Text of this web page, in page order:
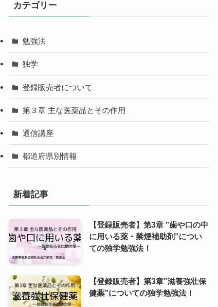
カテゴリー
勉強法
独学
登録販売者について
第３章 主な医薬品とその作用
通信講座
都道府県別情報
新着記事
【登録販売者】第3章 ”歯や口の中
に用いる薬・禁煙補助剤”につい
ての独学勉強法！
【登録販売者】第3章”滋養強壮保
健薬”についての独学勉強法！